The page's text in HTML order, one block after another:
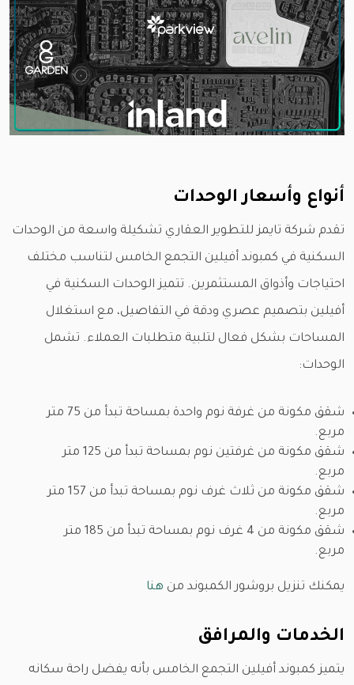
أنواع وأسعار الوحدات
تقدم شركة تايمز للتطوير العقاري تشكيلة واسعة من الوحدات
السكنية في كمبوند أفيلين التجمع الخامس لتناسب مختلف
احتياجات وأذواق المستثمرين. تتميز الوحدات السكنية في
أفيلين بتصميم عصري ودقة في التفاصيل، مع استغلال
المساحات بشكل فعال لتلبية متطلبات العملاء. تشمل
الوحدات:
شقق مكونة من غرفة نوم واحدة بمساحة تبدأ من 75 متر
مربع.
شقق مكونة من غرفتين نوم بمساحة تبدأ من 125 متر
مربع.
شقق مكونة من ثلاث غرف نوم بمساحة تبدأ من 157 متر
مربع.
شقق مكونة من 4 غرف نوم بمساحة تبدأ من 185 متر
مربع.
يمكنك تنزيل بروشور الكمبوند من هنا
الخدمات والمرافق
يتميز كمبوند أفيلين التجمع الخامس بأنه يفضل راحة سكانه